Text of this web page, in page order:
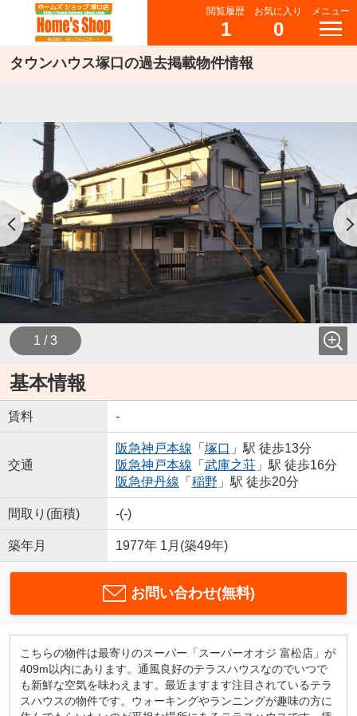
閲覧履歴
1
お気に入り
0
メニュー
タウンハウス塚口の過去掲載物件情報
1 / 3
基本情報
賃料 -
交通
阪急神戸本線 「 塚口 」駅 徒歩13分
阪急神戸本線 「 武庫之荘」駅 徒歩16分
阪急伊丹線 「 稲野 」駅 徒歩20分
間取り(面積) -(-)
築年月 1977年 1月(築49年)
お問い合わせ(無料)
こちらの物件は最寄りのスーパー「スーパーオオジ 富松店」が
409m以内にあります。通風良好のテラスハウスなのでいつで
も新鮮な空気を味わえます。最近ますます注目されているテラ
スハウスの物件です。ウォーキングやランニングが趣味の方に